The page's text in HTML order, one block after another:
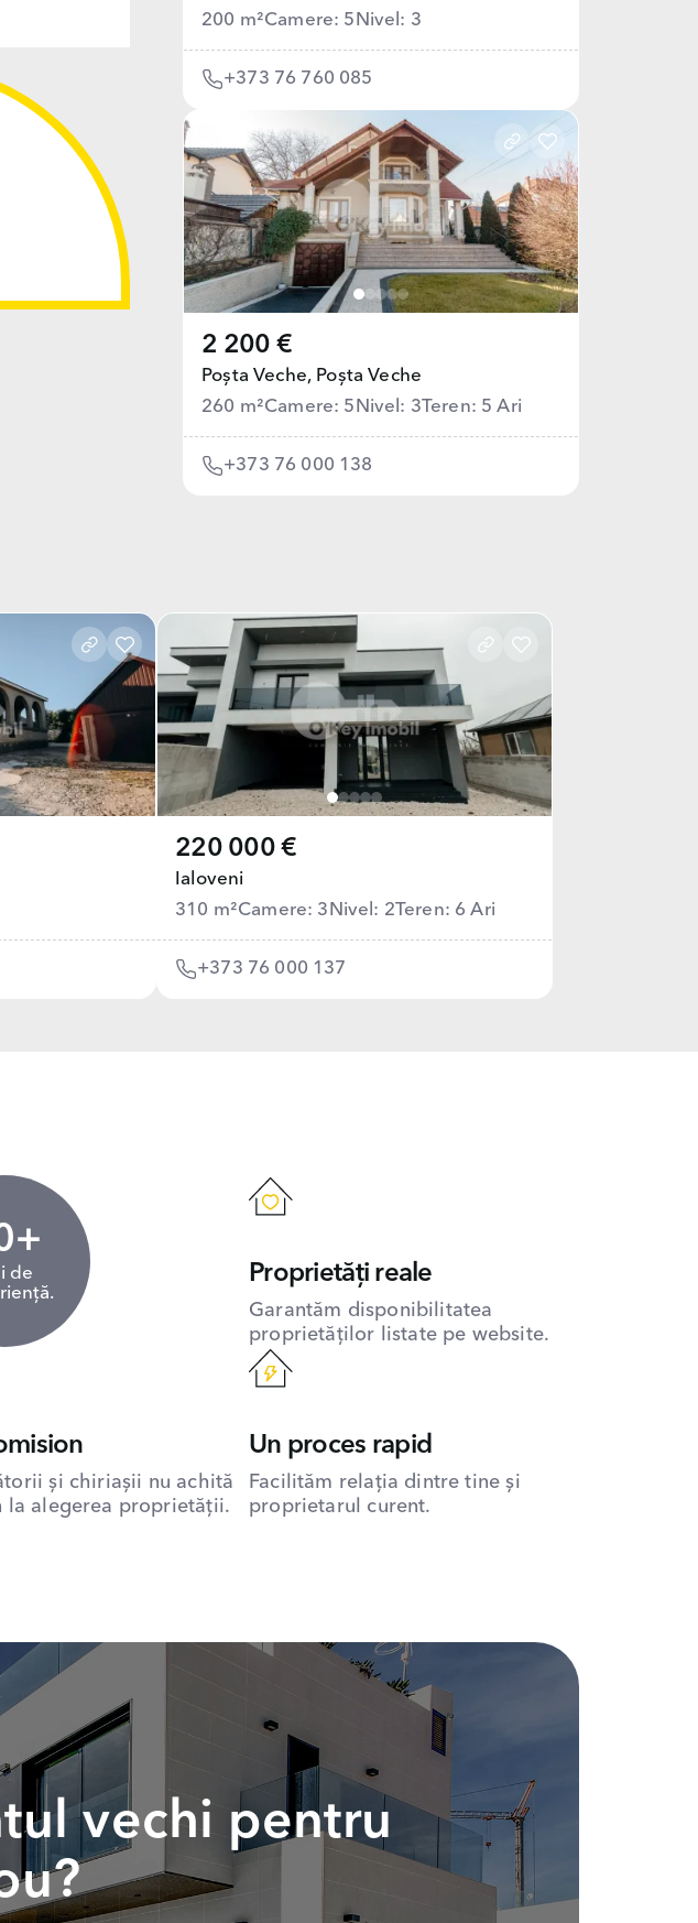
200 m²Camere: 5 Nivel: 3
+373 76 760 085
2 200 €
Poșta Veche, Poșta Veche
260 m²Camere: 5 Nivel: 3Teren: 5 Ari
+373 76 000 138
220 000 €
Ialoveni
310 m²Camere: 3 Nivel: 2Teren: 6 Ari
+373 76 000 137
de
Proprietăți reale
Garantăm disponibilitatea
proprietăților listate pe website.
și chiriașii nu achită
la alegerea proprietății.
Un proces rapid
Facilităm relația dintre tine și
proprietarul curent.
vechi pentru